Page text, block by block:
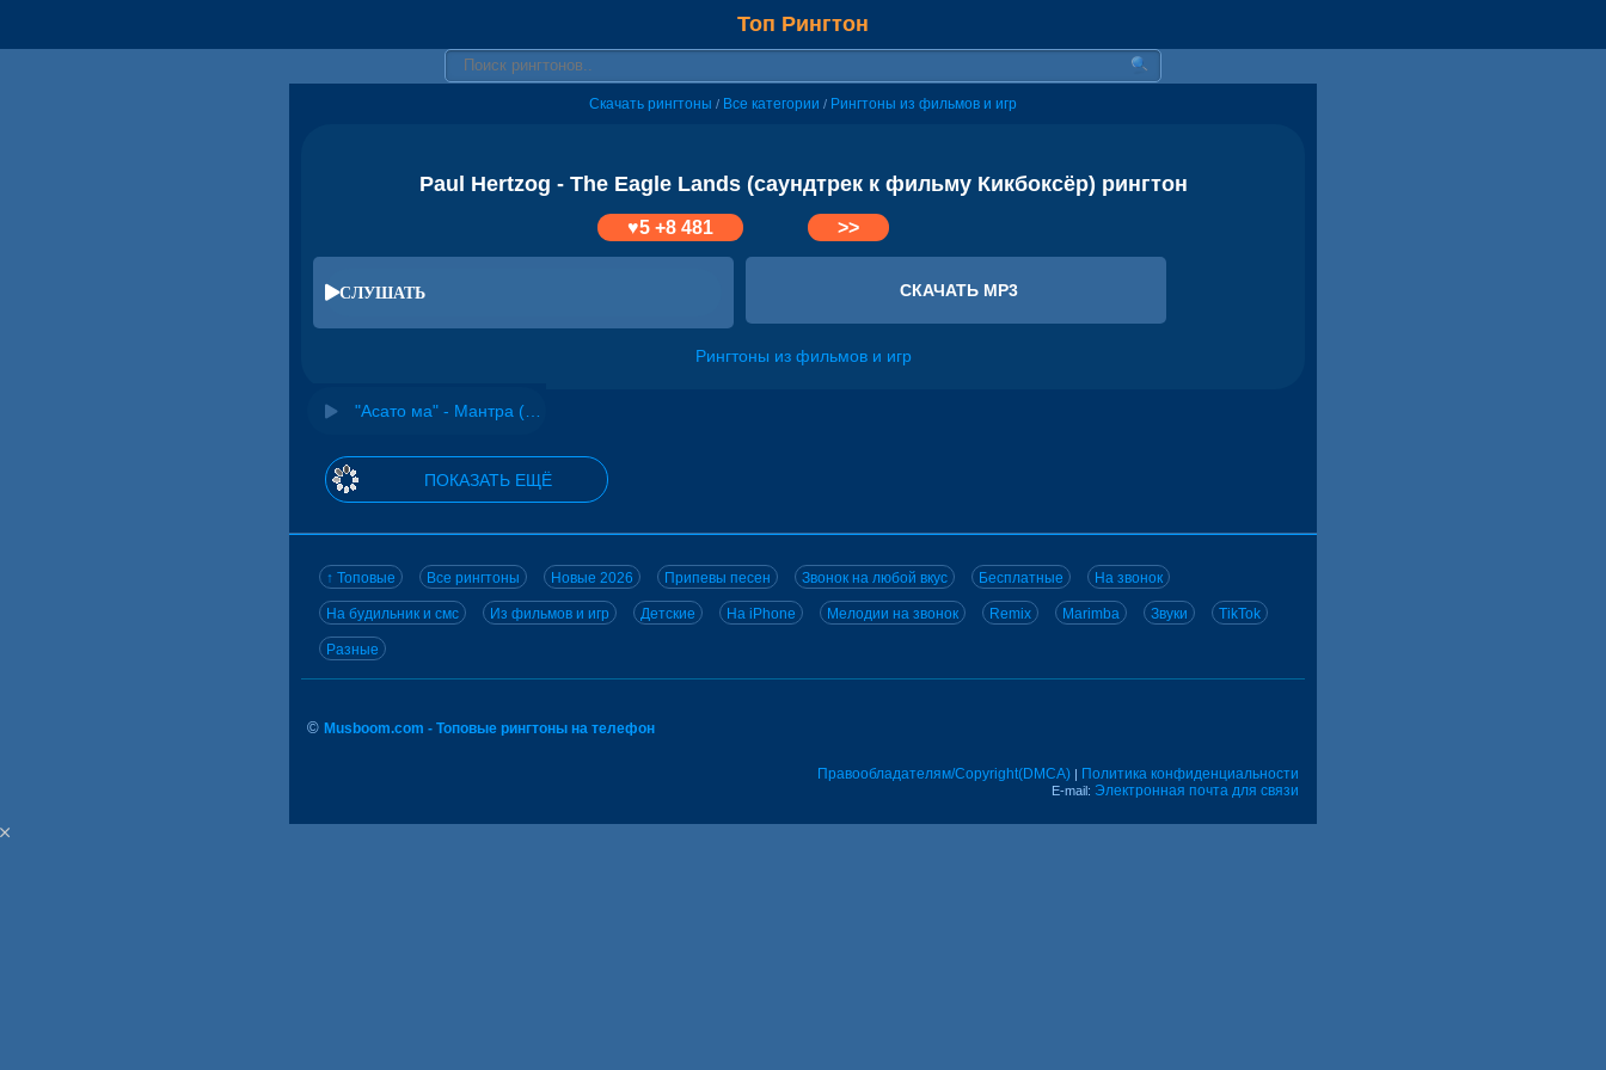
Топ Рингтон
Скачать рингтоны / Все категории / Рингтоны из фильмов и игр
Paul Hertzog - The Eagle Lands (саундтрек к фильму Кикбоксёр) рингтон
♥5 +8 481 >>
СЛУШАТЬ СКАЧАТЬ MP3
Рингтоны из фильмов и игр
ПОКАЗАТЬ ЕЩЁ
↑ Топовые Все рингтоны Новые 2026 Припевы песен Звонок на любой вкус Бесплатные На звонок
На будильник и смс Из фильмов и игр Детские На iPhone Мелодии на звонок Remix Marimba Звуки TikTok
Разные
© Musboom.com - Топовые рингтоны на телефон
Правообладателям/Copyright(DMCA) | Политика конфиденциальности
E-mail: Электронная почта для связи